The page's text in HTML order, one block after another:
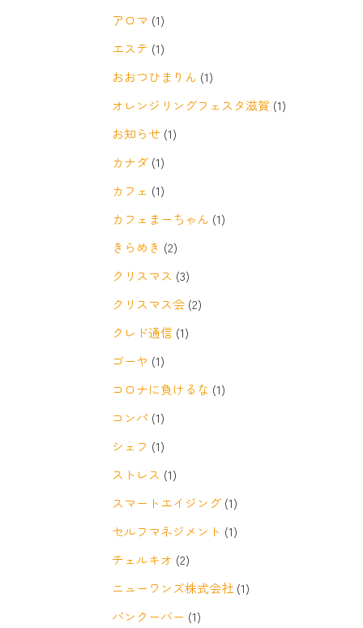
アロマ (1)
エステ (1)
おおつひまりん (1)
オレンジリングフェスタ滋賀 (1)
お知らせ (1)
カナダ (1)
カフェ (1)
カフェまーちゃん (1)
きらめき (2)
クリスマス (3)
クリスマス会 (2)
クレド通信 (1)
ゴーヤ (1)
コロナに負けるな (1)
コンパ (1)
シェフ (1)
ストレス (1)
スマートエイジング (1)
セルフマネジメント (1)
チェルキオ (2)
ニューワンズ株式会社 (1)
バンクーバー (1)